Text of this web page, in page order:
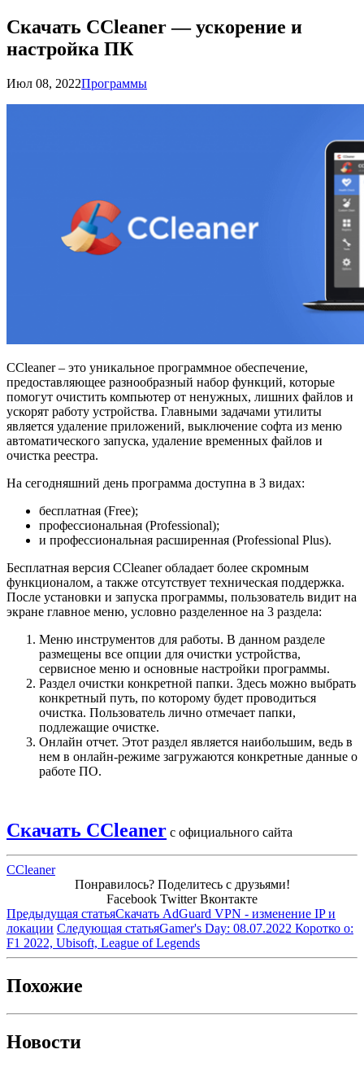
Скачать CCleaner — ускорение и
настройка ПК
Июл 08, 2022Программы
CCleaner – это уникальное программное обеспечение,
предоставляющее разнообразный набор функций, которые
помогут очистить компьютер от ненужных, лишних файлов и
ускорят работу устройства. Главными задачами утилиты
является удаление приложений, выключение софта из меню
автоматического запуска, удаление временных файлов и
очистка реестра.
На сегодняшний день программа доступна в 3 видах:
бесплатная (Free);
профессиональная (Professional);
и профессиональная расширенная (Professional Plus).
Бесплатная версия CCleaner обладает более скромным
функционалом, а также отсутствует техническая поддержка.
После установки и запуска программы, пользователь видит на
экране главное меню, условно разделенное на 3 раздела:
Меню инструментов для работы. В данном разделе
размещены все опции для очистки устройства,
сервисное меню и основные настройки программы.
Раздел очистки конкретной папки. Здесь можно выбрать
конкретный путь, по которому будет проводиться
очистка. Пользователь лично отмечает папки,
подлежащие очистке.
Онлайн отчет. Этот раздел является наибольшим, ведь в
нем в онлайн-режиме загружаются конкретные данные о
работе ПО.
Скачать CCleaner с официального сайта
CCleaner
Понравилось? Поделитесь с друзьями!
Facebook Twitter Вконтакте
Предыдущая статьяСкачать AdGuard VPN - изменение IP и
локации Следующая статьяGamer's Day: 08.07.2022 Коротко о:
F1 2022, Ubisoft, League of Legends
Похожие
Новости